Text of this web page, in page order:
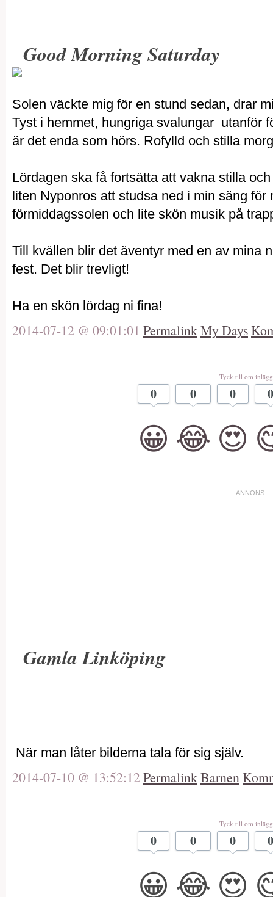
Good Morning Saturday
Solen väckte mig för en stund sedan, drar
Tyst i hemmet, hungriga svalungar utanför
är det enda som hörs. Rofylld och stilla
Lördagen ska få fortsätta att vakna stilla
liten Nyponros att studsa ned i min säng
förmiddagssolen och lite skön musik på
Till kvällen blir det äventyr med en av mina
fest. Det blir trevligt!
Ha en skön lördag ni fina!
2014-07-12 @ 09:01:01 PermalinkMy Days
Tyck till om
0
😀
0
😂
0
😍
0
Gamla Linköping
När man låter bilderna tala för sig själv.
2014-07-10 @ 13:52:12 PermalinkBarnen
Tyck till om
0
😀
0
😂
0
😍
0